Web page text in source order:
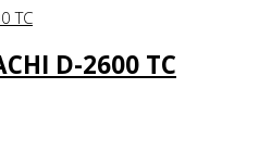
D-2600 TC